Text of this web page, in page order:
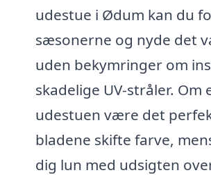
udestue i Ødum kan du
sæsonerne og nyde det
uden bekymringer om
skadelige UV-stråler.
udestuen være det
bladene skifte farve,
dig lun med udsigten